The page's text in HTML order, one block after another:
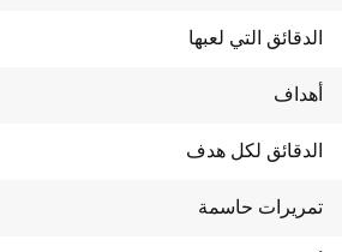
الدقائق التي لعبها
أهداف
الدقائق لكل هدف
تمريرات حاسمة